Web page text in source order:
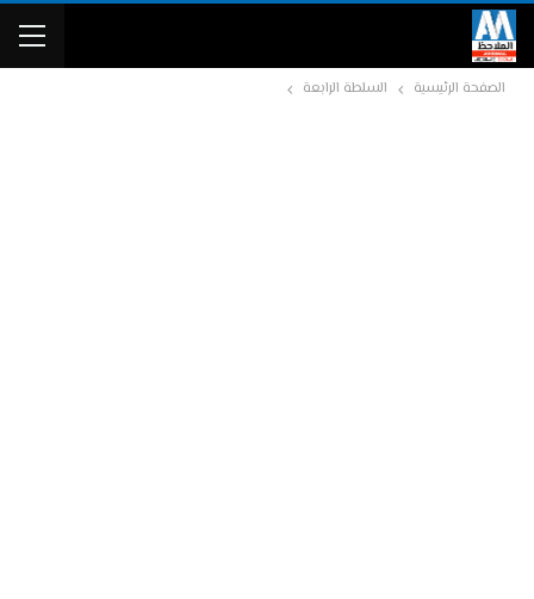
الصفحة الرئيسية السلطة الرابعة